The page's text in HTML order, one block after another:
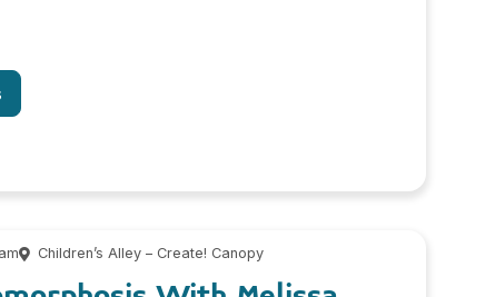
Children’s Alley – Create! Canopy